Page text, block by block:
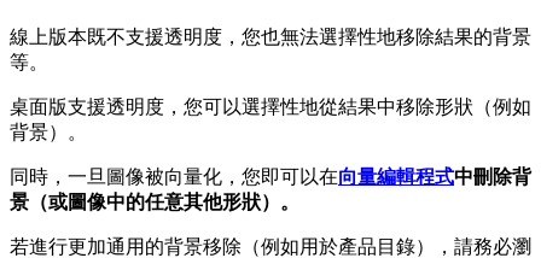
線上版本既不支援透明度，您也無法選擇性地移除結果的背景
等。
桌面版支援透明度，您可以選擇性地從結果中移除形狀（例如
背景）。
同時，一旦圖像被向量化，您即可以在向量編輯程式中刪除背
景（或圖像中的任意其他形狀）。
若進行更加通用的背景移除（例如用於產品目錄），請務必瀏